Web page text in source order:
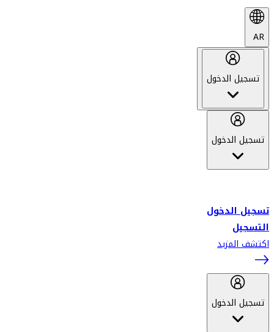
AR
تسجيل الدخول
تسجيل الدخول
تسجيل الدخول
التسجيل
اكتشف المزيد
تسجيل الدخول